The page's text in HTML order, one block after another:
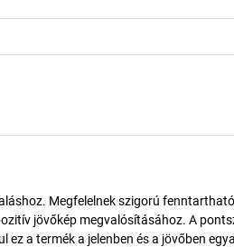
Megfelelnek szigorú
jövőkép megvalósításához. A
a termék a jelenben és a jövőben